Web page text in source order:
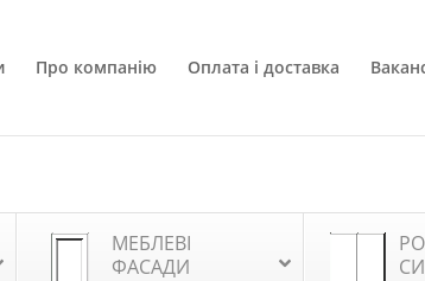
Про компанію Оплата і доставка
МЕБЛЕВІ
ФАСАДИ